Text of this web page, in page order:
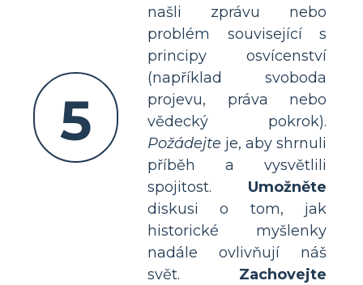
5
našli zprávu nebo
problém související s
principy osvícenství
(například svoboda
projevu, práva nebo
vědecký pokrok).
Požádejte je, aby shrnuli
příběh a vysvětlili
spojitost. Umožněte
diskusi o tom, jak
historické myšlenky
nadále ovlivňují náš
svět. Zachovejte